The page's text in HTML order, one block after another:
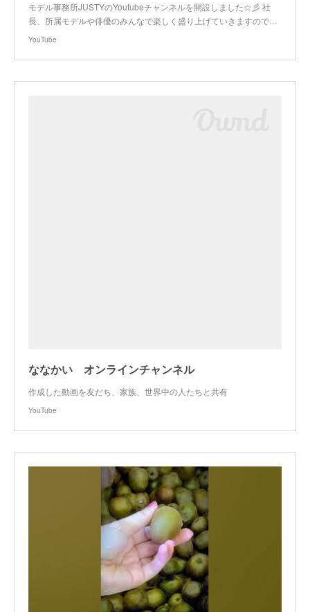
モデル事務所JUSTYのYoutubeチャンネルを開設しました☆彡 社
長、所属モデルや俳優のみんなで楽しく盛り上げていきますので…
YouTube
ななかい オンラインチャンネル
作成した動画を友だち、家族、世界中の人たちと共有
YouTube